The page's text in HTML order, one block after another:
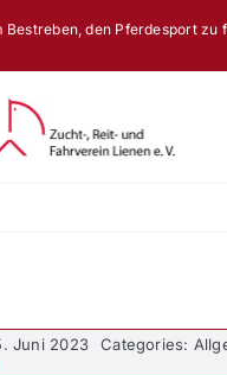
Bestreben, den Pferdesport zu
Juni 2023
Categories: